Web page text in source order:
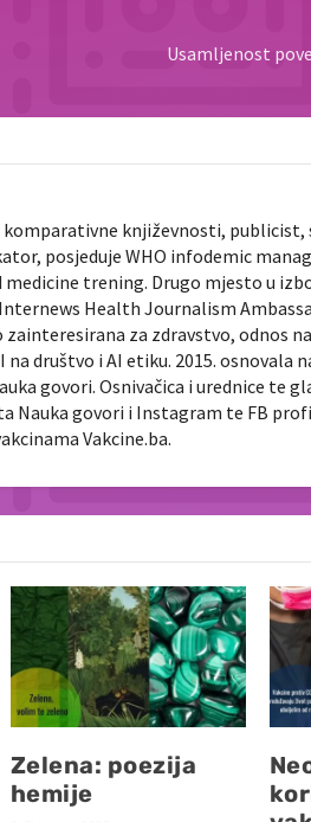
Usamljenost
književnosti, publicist,
posjeduje WHO infodemic
medicine trening. Drugo mjesto u
Health Journalism
za zdravstvo, odnos
društvo i AI etiku. 2015. osnovala
govori. Osnivačica i urednice te
Nauka govori i Instagram te FB
Vakcine.ba.
Zelena: poezija
hemije